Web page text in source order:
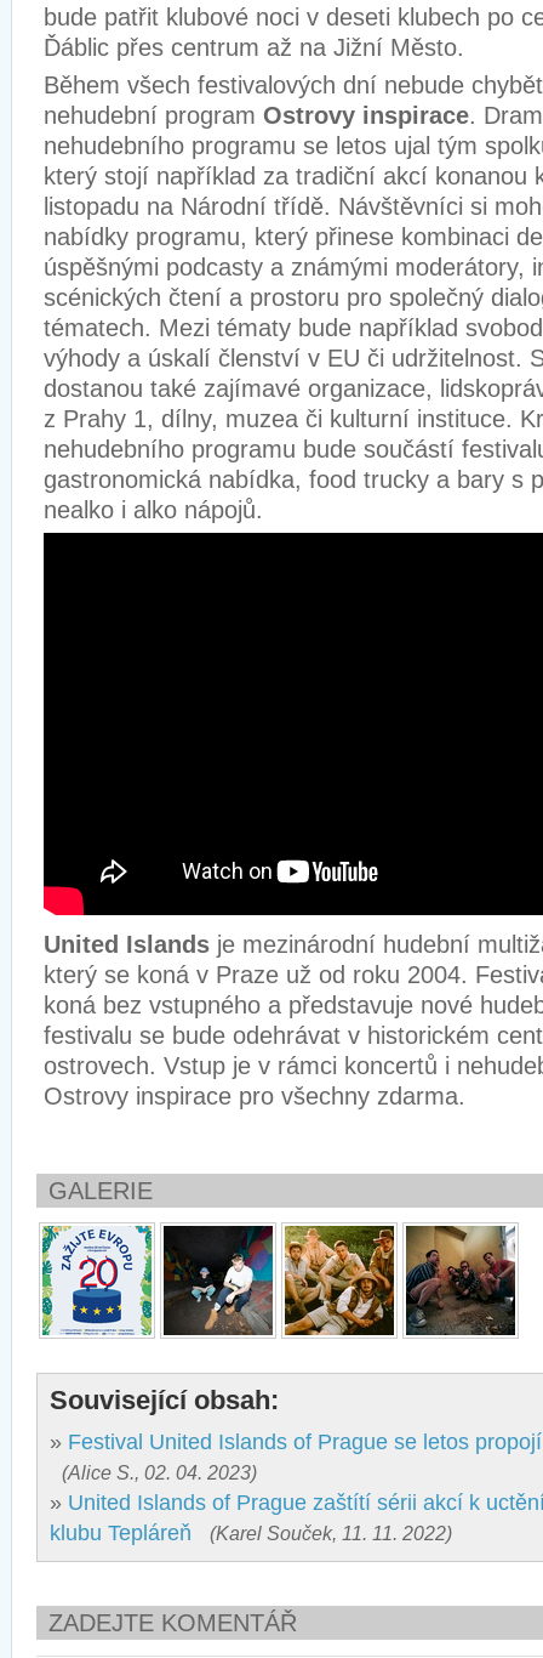
bude patřit klubové noci v deseti klubech po
Ďáblic přes centrum až na Jižní Město.
Během všech festivalových dní nebude
nehudební program Ostrovy inspirace.
nehudebního programu se letos ujal tým
který stojí například za tradiční akcí konanou
listopadu na Národní třídě. Návštěvníci si
nabídky programu, který přinese kombinaci
úspěšnými podcasty a známými moderátory,
scénických čtení a prostoru pro společný
tématech. Mezi tématy bude například
výhody a úskalí členství v EU či udržitelnost.
dostanou také zajímavé organizace,
z Prahy 1, dílny, muzea či kulturní instituce.
nehudebního programu bude součástí
gastronomická nabídka, food trucky a bary s
nealko i alko nápojů.
United Islands je mezinárodní hudební
který se koná v Praze už od roku 2004.
koná bez vstupného a představuje nové
festivalu se bude odehrávat v historickém
ostrovech. Vstup je v rámci koncertů i
Ostrovy inspirace pro všechny zdarma.
GALERIE
Související obsah:
» Festival United Islands of Prague se letos
(Alice S., 02. 04. 2023)
» United Islands of Prague zaštítí sérii akcí k
klubu Tepláreň
(Karel Souček, 11. 11. 2022)
ZADEJTE KOMENTÁŘ